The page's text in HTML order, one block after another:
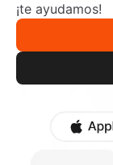
¡te ayudamos!